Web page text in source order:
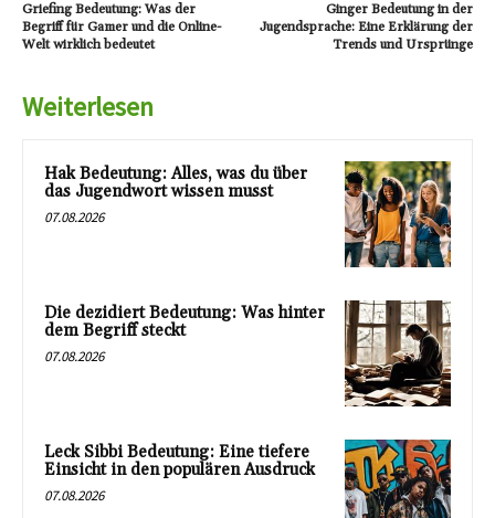
Griefing Bedeutung: Was der
Begriff für Gamer und die Online-
Welt wirklich bedeutet
Ginger Bedeutung in der
Jugendsprache: Eine Erklärung der
Trends und Ursprünge
Weiterlesen
Hak Bedeutung: Alles, was du über
das Jugendwort wissen musst
07.08.2026
Die dezidiert Bedeutung: Was hinter
dem Begriff steckt
07.08.2026
Leck Sibbi Bedeutung: Eine tiefere
Einsicht in den populären Ausdruck
07.08.2026